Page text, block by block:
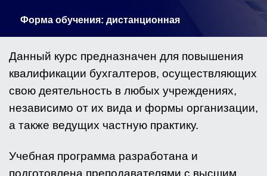
Форма обучения: дистанционная
Данный курс предназначен для повышения
квалификации бухгалтеров, осуществляющих
свою деятельность в любых учреждениях,
независимо от их вида и формы организации,
а также ведущих частную практику.
Учебная программа разработана и
подготовлена преподавателями с высшим